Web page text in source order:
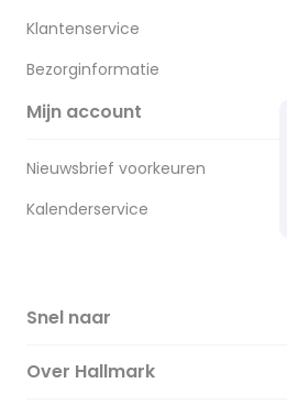
Klantenservice
Bezorginformatie
Mijn account
Nieuwsbrief voorkeuren
Kalenderservice
Snel naar
Over Hallmark